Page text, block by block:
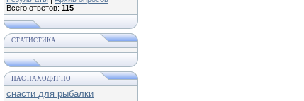
Всего ответов: 115
СТАТИСТИКА
НАС НАХОДЯТ ПО
снасти для рыбалки